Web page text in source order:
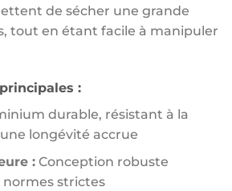
de sécher une grande
tout en étant facile à manipuler
:
durable, résistant à la
longévité accrue
:Conception robuste
strictes